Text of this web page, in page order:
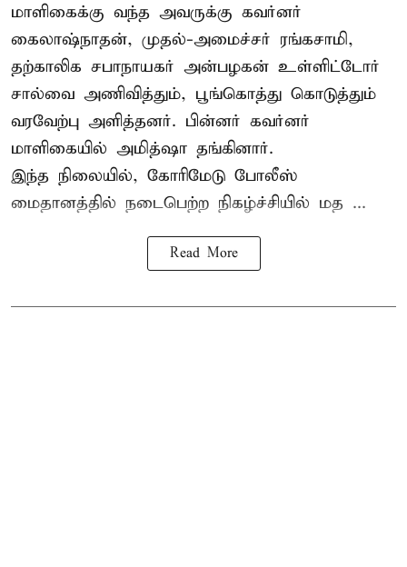
மாளிகைக்கு வந்த அவருக்கு கவர்னர்
கைலாஷ்நாதன், முதல்-அமைச்சர் ரங்கசாமி,
தற்காலிக சபாநாயகர் அன்பழகன் உள்ளிட்டோர்
சால்வை அணிவித்தும், பூங்கொத்து கொடுத்தும்
வரவேற்பு அளித்தனர். பின்னர் கவர்னர்
மாளிகையில் அமித்ஷா தங்கினார்.
இந்த நிலையில், கோரிமேடு போலீஸ்
மைதானத்தில் நடைபெற்ற நிகழ்ச்சியில் மத ...
Read More